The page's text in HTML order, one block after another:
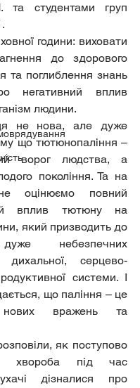
та студентами груп
до здорового
та поглиблення знань
негативний вплив
людини.
що тютюнопаління –
ворог людства, а
покоління. Та на
оцінюємо повний
вплив тютюну на
який призводить до
небезпечних
дихальної, серцево-
системи. І
що паління – це
нових вражень та
хвороба під час
дізналися про